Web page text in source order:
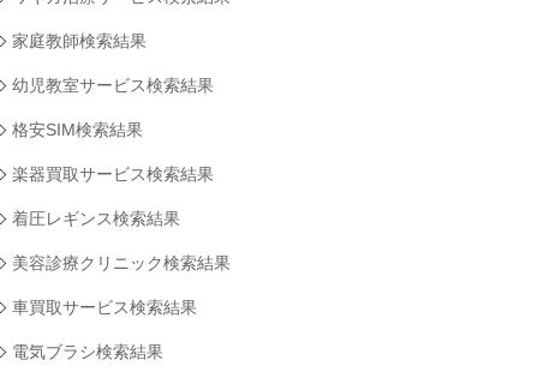
家庭教師検索結果
幼児教室サービス検索結果
格安SIM検索結果
楽器買取サービス検索結果
着圧レギンス検索結果
美容診療クリニック検索結果
車買取サービス検索結果
電気ブラシ検索結果